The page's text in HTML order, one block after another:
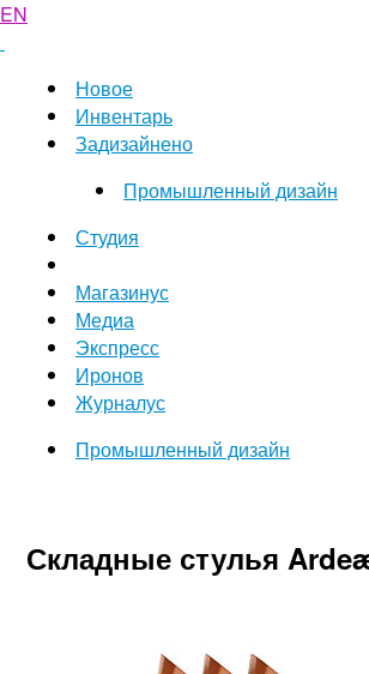
EN
Новое
Инвентарь
Задизайнено
Промышленный дизайн
Студия
Магазинус
Медиа
Экспресс
Иронов
Журналус
Промышленный дизайн
Складные стулья